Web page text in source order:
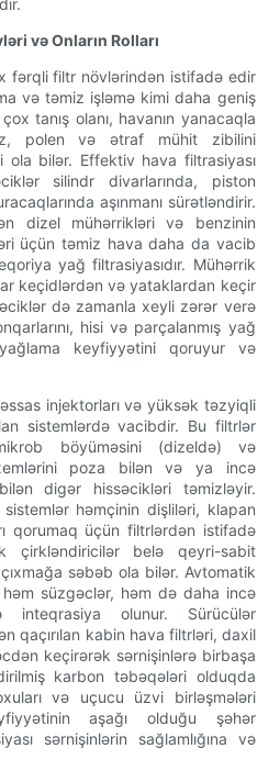
və Onların Rolları
fərqli filtr növlərindən istifadə edir
və təmiz işləmə kimi daha geniş
tanış olanı, havanın yanacaqla
polen və ətraf mühit zibilini
bilər. Effektiv hava filtrasiyası
silindr divarlarında, piston
aşınmanı sürətləndirir.
dizel mühərrikləri və benzinin
üçün təmiz hava daha da vacib
yağ filtrasiyasıdır. Mühərrik
keçidlərdən və yataklardan keçir
də zamanla xeyli zərər verə
hisi və parçalanmış yağ
keyfiyyətini qoruyur və
injektorları və yüksək təzyiqli
sistemlərdə vacibdir. Bu filtrlər
böyüməsini (dizeldə) və
poza bilən və ya incə
digər hissəcikləri təmizləyir.
həmçinin dişliləri, klapan
qorumaq üçün filtrlərdən istifadə
çirkləndiricilər belə qeyri-sabit
səbəb ola bilər. Avtomatik
süzgəclər, həm də daha incə
inteqrasiya olunur. Sürücülər
qaçırılan kabin hava filtrləri, daxil
keçirərək sərnişinlərə birbaşa
karbon təbəqələri olduqda
və uçucu üzvi birləşmələri
aşağı olduğu şəhər
sərnişinlərin sağlamlığına və